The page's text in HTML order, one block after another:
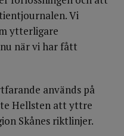
Vi
ytterligare
när vi har fått
används på
Hellsten att yttre
Skånes riktlinjer.